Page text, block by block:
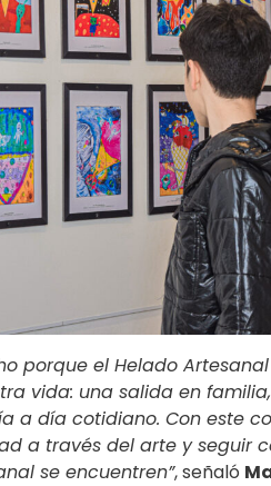
porque el Helado
vida: una salida en
a día cotidiano. Con este
a través del arte y seguir
se encuentren”, señaló